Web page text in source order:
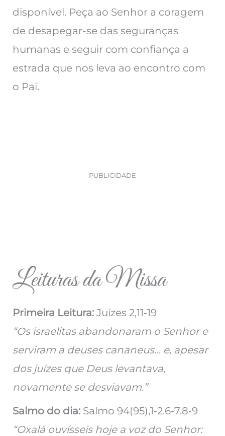
disponível. Peça ao Senhor a coragem
de desapegar-se das seguranças
humanas e seguir com confiança a
estrada que nos leva ao encontro com
o Pai.
PUBLICIDADE
Leituras da Missa
Primeira Leitura: Juízes 2,11‑19
“Os israelitas abandonaram o Senhor e
serviram a deuses cananeus… e, apesar
dos juízes que Deus levantava,
novamente se desviavam.”
Salmo do dia: Salmo 94(95),1‑2.6‑7.8‑9
“Oxalá ouvísseis hoje a voz do Senhor: